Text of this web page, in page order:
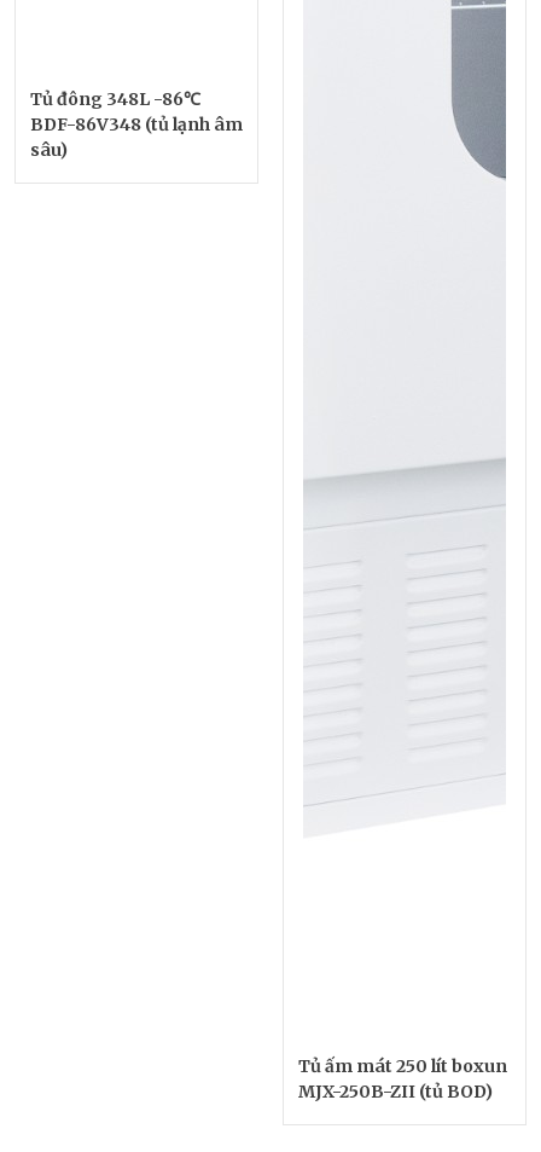
Tủ đông 348L -86℃
BDF-86V348 (tủ lạnh âm
sâu)
Tủ ấm mát 250 lít boxun
MJX-250B-ZII (tủ BOD)